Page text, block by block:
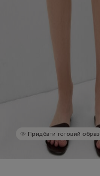
Придбати готовий образ